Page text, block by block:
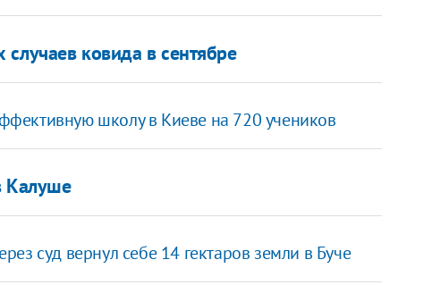
ковида в сентябре
школу в Киеве на 720 учеников
Калуше
суд вернул себе 14 гектаров земли в Буче